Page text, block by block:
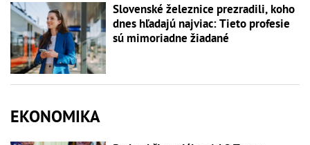
Slovenské železnice prezradili, koho
dnes hľadajú najviac: Tieto profesie
sú mimoriadne žiadané
EKONOMIKA